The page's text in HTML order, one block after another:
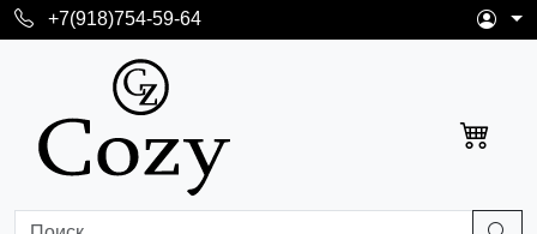
+7(918)754-59-64